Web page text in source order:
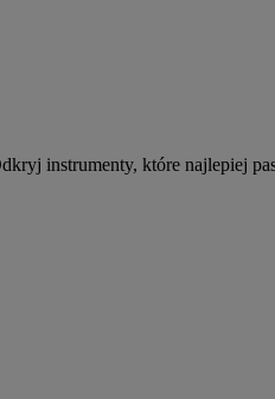
instrumenty, które najlepiej